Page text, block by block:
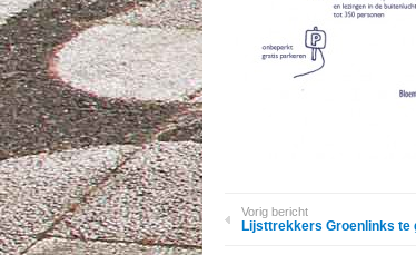
Vorig bericht
Lijsttrekkers Groenlinks te